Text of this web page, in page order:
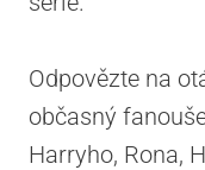
Odpovězte na
občasný
Harryho, Rona,